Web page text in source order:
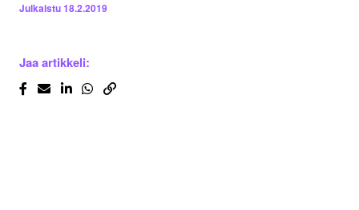
Julkaistu18.2.2019
Jaa artikkeli: